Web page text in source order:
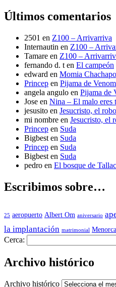
Últimos comentarios
2501 en Z100 – Arrivarriva
Internautin en Z100 –
Tamare en Z100 –
fernando d. t en El campeón
edward en Momia
Princep en Pijama de
angela angulo en Pijama de
Jose en Nina – El malo eres
jesusito en Jesucristo, el
mi nombre en Jesucristo, el
Princep en Suda
Bigbest en Suda
Princep en Suda
Bigbest en Suda
pedro en El bosque de
Escribimos sobre…
25 aeropuerto Albert Om aniversario
la implantación matrimonial Menorca
Cerca:
Archivo histórico
Archivo histórico